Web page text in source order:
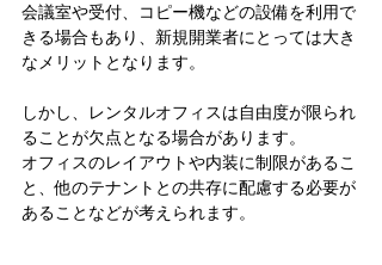
会議室や受付、コピー機などの設備を利用で
きる場合もあり、新規開業者にとっては大き
なメリットとなります。
しかし、レンタルオフィスは自由度が限られ
ることが欠点となる場合があります。
オフィスのレイアウトや内装に制限があるこ
と、他のテナントとの共存に配慮する必要が
あることなどが考えられます。